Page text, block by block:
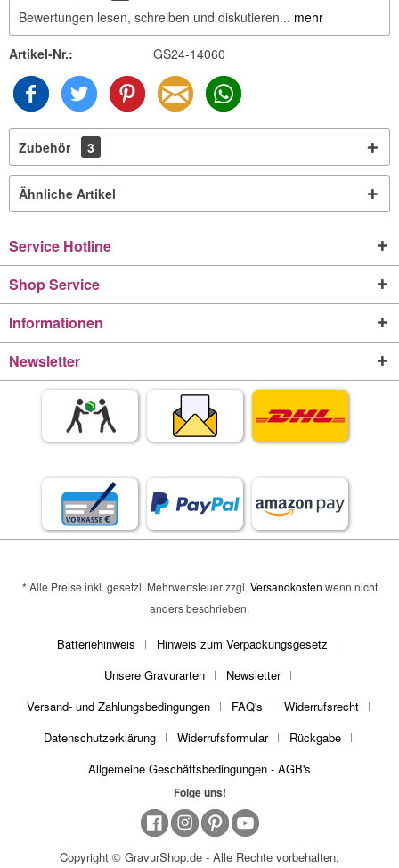
Bewertungen lesen, schreiben und diskutieren... mehr
Artikel-Nr.: GS24-14060
Zubehör 3
Ähnliche Artikel
Service Hotline
Shop Service
Informationen
Newsletter
* Alle Preise inkl. gesetzl. Mehrwertsteuer zzgl. Versandkosten wenn nicht
anders beschrieben.
Batteriehinweis
Hinweis zum Verpackungsgesetz
Unsere Gravurarten
Newsletter
Versand- und Zahlungsbedingungen
FAQ's
Widerrufsrecht
Datenschutzerklärung
Widerrufsformular
Rückgabe
Allgemeine Geschäftsbedingungen - AGB's
Folge uns!
Copyright © GravurShop.de - Alle Rechte vorbehalten.